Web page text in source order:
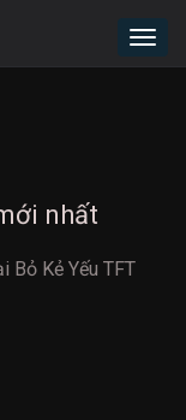
nhất
Bỏ Kẻ Yếu TFT